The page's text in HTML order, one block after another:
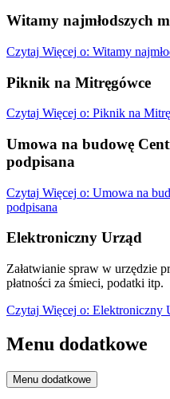
Witamy najmłodszych
Czytaj Więcej o: Witamy
Piknik na Mitręgówce
Czytaj Więcej o: Piknik na
Umowa na budowę
podpisana
Czytaj Więcej o: Umowa na
podpisana
Elektroniczny Urząd
Załatwianie spraw w urzędzie
płatności za śmieci, podatki itp.
Czytaj Więcej o: Elektroniczny
Menu dodatkowe
Menu dodatkowe